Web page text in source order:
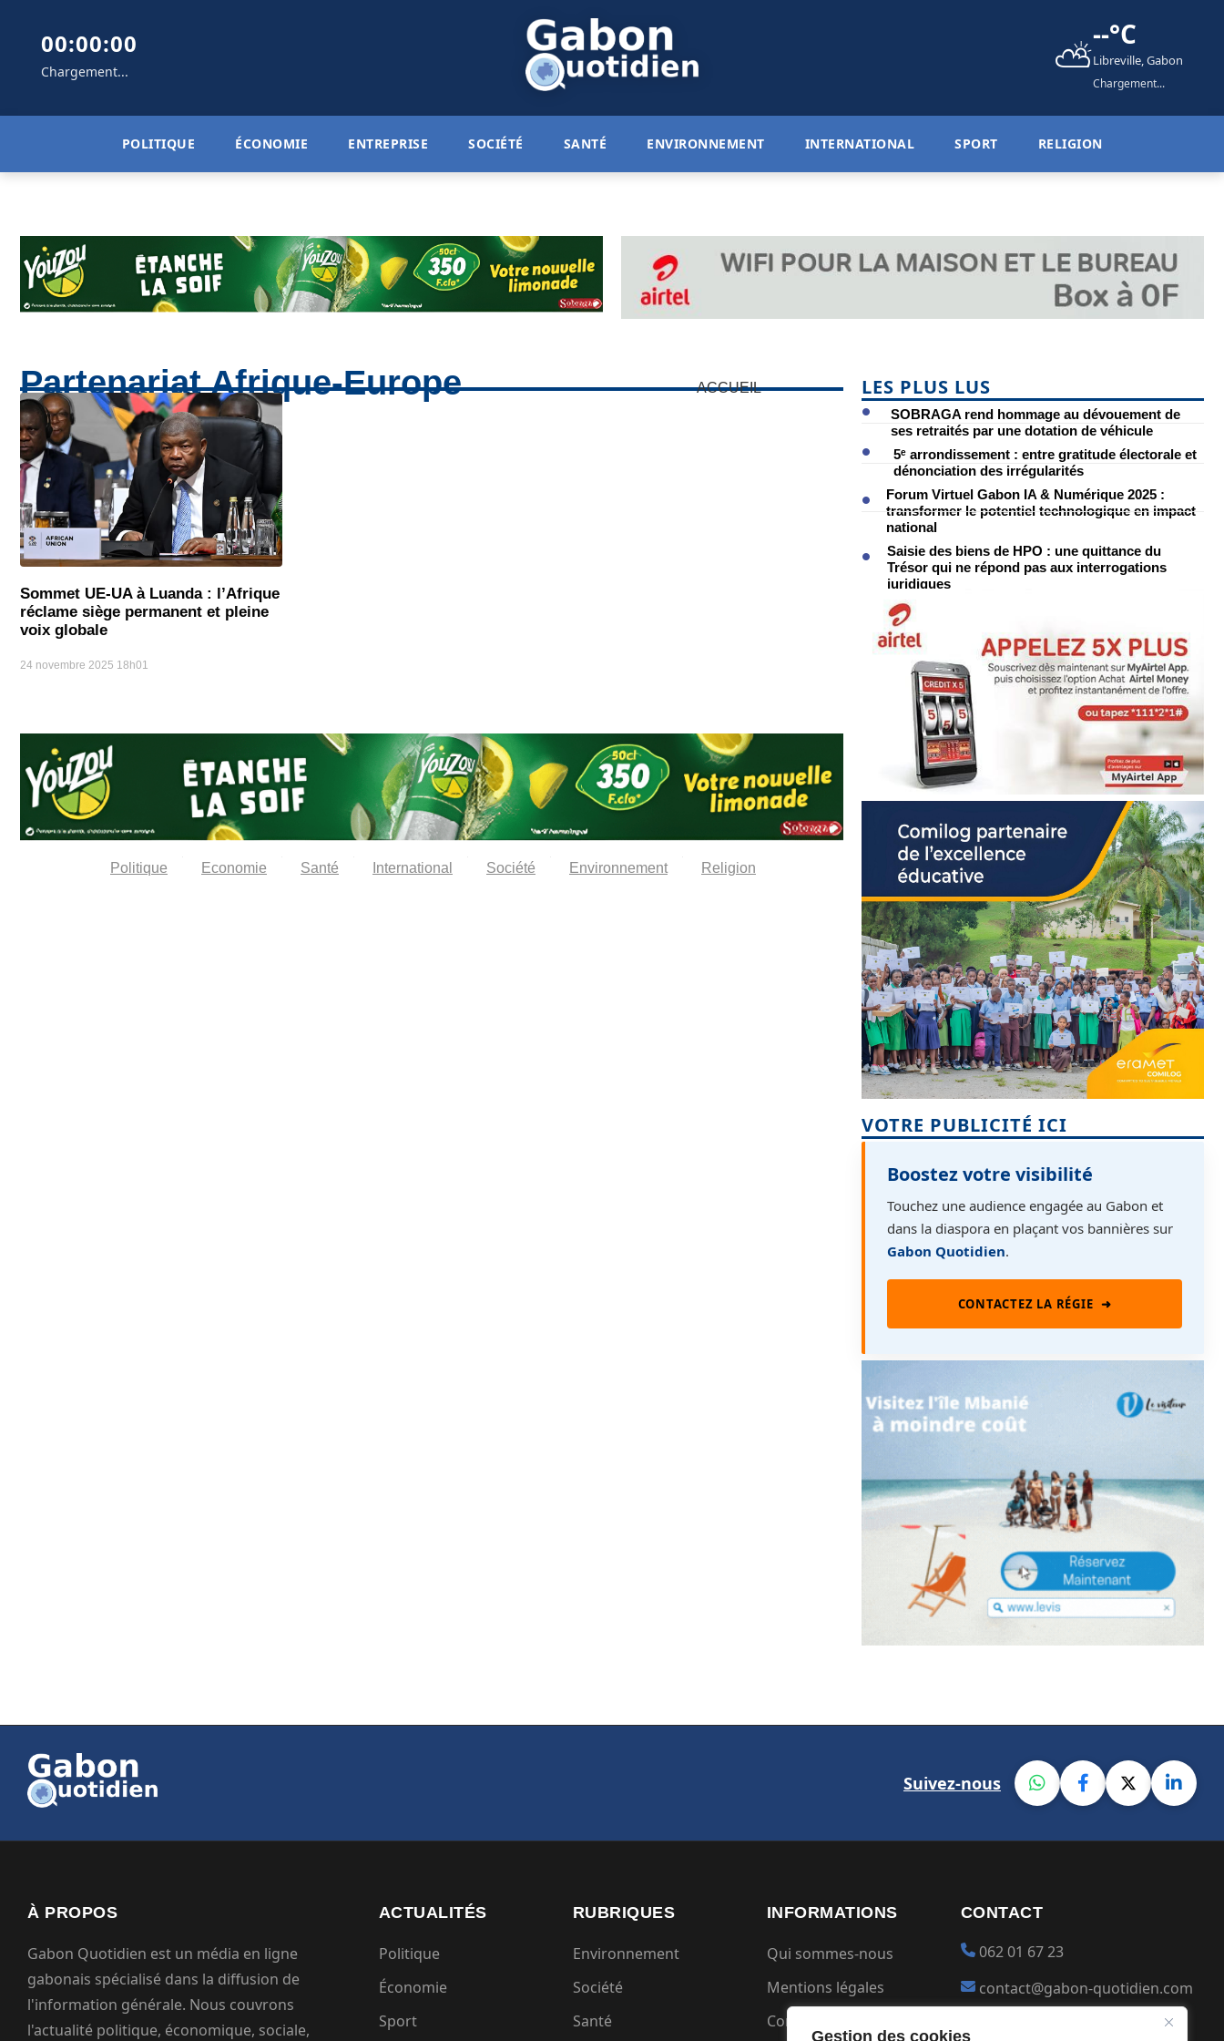
Gestion des cookies
00:00:00
Chargement... ⛅--°C
Libreville, Gabon
Chargement...
POLITIQUE ÉCONOMIE ENTREPRISE SOCIÉTÉ SANTÉ ENVIRONNEMENT INTERNATIONAL SPORT RELIGION
ACCUEIL
Partenariat Afrique-Europe
Sommet UE-UA à Luanda : l’Afrique
réclame siège permanent et pleine
voix globale
24 novembre 2025 18h01
Politique Economie Santé International Société Environnement Religion
LES PLUS LUS
SOBRAGA rend hommage au dévouement de
ses retraités par une dotation de véhicule
5ᵉ arrondissement : entre gratitude électorale et
dénonciation des irrégularités
Forum Virtuel Gabon IA & Numérique 2025 :
transformer le potentiel technologique en impact
national
Saisie des biens de HPO : une quittance du
Trésor qui ne répond pas aux interrogations
juridiques
VOTRE PUBLICITÉ ICI
Boostez votre visibilité
Touchez une audience engagée au Gabon et
dans la diaspora en plaçant vos bannières sur
Gabon Quotidien.
CONTACTEZ LA RÉGIE ➜
Suivez-nous
À PROPOS
Gabon Quotidien est un média en ligne
gabonais spécialisé dans la diffusion de
l'information générale. Nous couvrons
l'actualité politique, économique, sociale,
ACTUALITÉS
Politique
Économie
Sport
RUBRIQUES
Environnement
Société
Santé
INFORMATIONS
Qui sommes-nous
Mentions légales
Conditions générales
CONTACT
062 01 67 23
contact@gabon-quotidien.com